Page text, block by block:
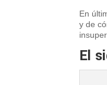
En
y de
El